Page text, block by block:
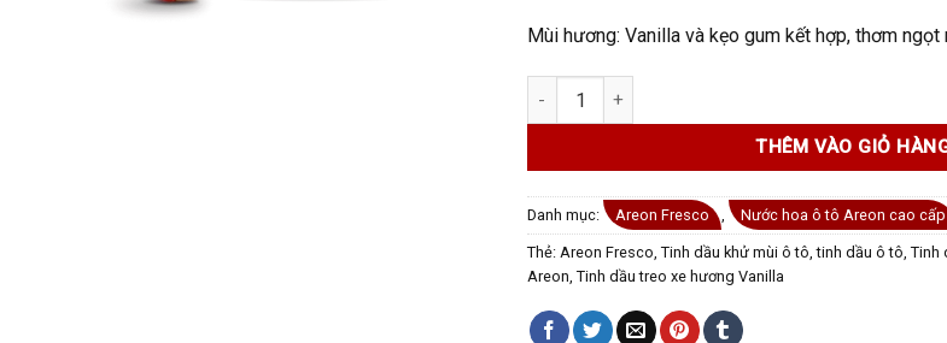
Mùi hương: Vanilla và kẹo gum kết hợp, thơm ngọt
Tinh dầu treo xe ô tô Areon Fresco Vanilla Bubble
THÊM VÀO GIỎ
Danh mục: Areon Fresco Nước hoa ô tô Areon cao cấp
Thẻ: Areon Fresco ,Tinh dầu khử mùi ô tô ,tinh dầu ô tô ,Tinh
Areon ,Tinh dầu treo xe hương Vanilla